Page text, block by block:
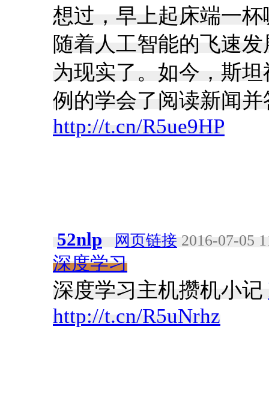
想过，早上起床端一
随着人工智能的飞速
为现实了。如今，斯
例的学会了阅读新闻
http://t.cn/R5ue9HP
52nlp 网页链接 2016-07-05
深度学习
深度学习主机攒机小记
http://t.cn/R5uNrhz